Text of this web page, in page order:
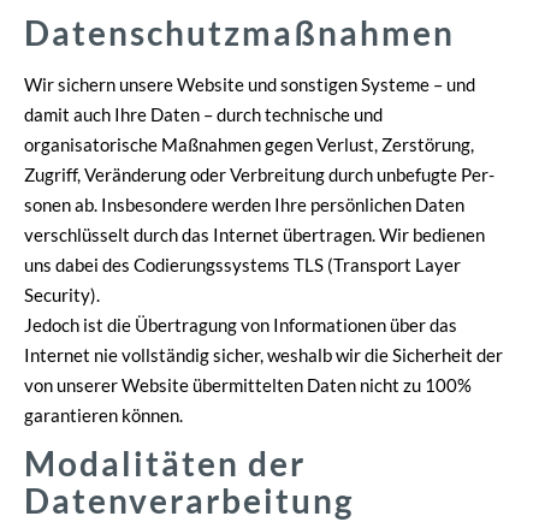
Datenschutzmaßnahmen
Wir sichern unsere Website und sonstigen Systeme – und
damit auch Ihre Daten – durch technische und
organisatorische Maßnahmen gegen Verlust, Zerstörung,
Zugriff, Veränderung oder Verbreitung durch unbefugte Per­
sonen ab. Insbesondere werden Ihre persönlichen Daten
verschlüsselt durch das Internet übertragen. Wir bedienen
uns dabei des Codierungssystems TLS (Transport Layer
Security).
Jedoch ist die Übertragung von Informationen über das
Internet nie vollständig sicher, weshalb wir die Sicherheit der
von unserer Website übermittelten Daten nicht zu 100%
garantieren können.
Modalitäten der
Datenverarbeitung